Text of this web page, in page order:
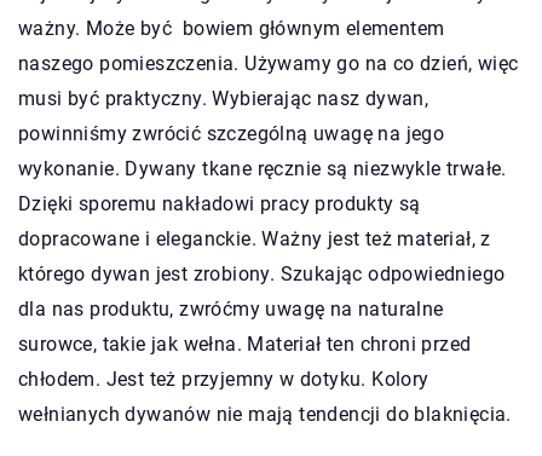
ważny. Może być bowiem głównym elementem
naszego pomieszczenia. Używamy go na co dzień, więc
musi być praktyczny. Wybierając nasz dywan,
powinniśmy zwrócić szczególną uwagę na jego
wykonanie. Dywany tkane ręcznie są niezwykle trwałe.
Dzięki sporemu nakładowi pracy produkty są
dopracowane i eleganckie. Ważny jest też materiał, z
którego dywan jest zrobiony. Szukając odpowiedniego
dla nas produktu, zwróćmy uwagę na naturalne
surowce, takie jak wełna. Materiał ten chroni przed
chłodem. Jest też przyjemny w dotyku. Kolory
wełnianych dywanów nie mają tendencji do blaknięcia.